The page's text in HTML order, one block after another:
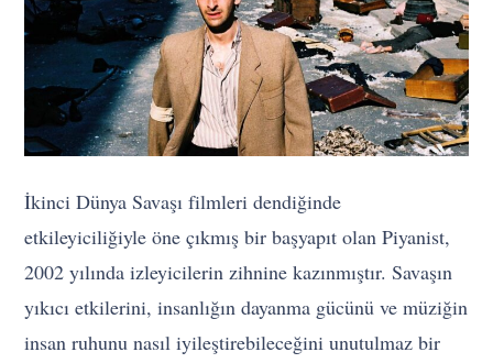
İkinci Dünya Savaşı filmleri dendiğinde
etkileyiciliğiyle öne çıkmış bir başyapıt olan Piyanist,
2002 yılında izleyicilerin zihnine kazınmıştır. Savaşın
yıkıcı etkilerini, insanlığın dayanma gücünü ve müziğin
insan ruhunu nasıl iyileştirebileceğini unutulmaz bir